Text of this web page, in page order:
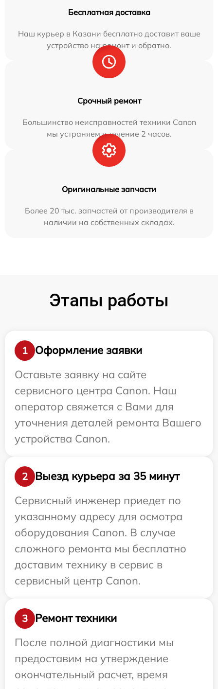
Бесплатная доставка
Наш курьер в Казани бесплатно доставит ваше
устройство на ремонт и обратно.
Срочный ремонт
Большинство неисправностей техники Canon
мы устраняем в течение 2 часов.
Оригинальные запчасти
Более 20 тыс. запчастей от производителя в
наличии на собственных складах.
Этапы работы
1
Оформление заявки
Оставьте заявку на сайте
сервисного центра Canon. Наш
оператор свяжется с Вами для
уточнения деталей ремонта Вашего
устройства Canon.
2
Выезд курьера за 35 минут
Сервисный инженер приедет по
указанному адресу для осмотра
оборудования Canon. В случае
сложного ремонта мы бесплатно
доставим технику в сервис в
сервисный центр Canon.
3
Ремонт техники
После полной диагностики мы
предоставим на утверждение
окончательный расчет, время